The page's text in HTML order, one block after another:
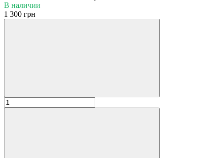
В наличии
1 300 грн